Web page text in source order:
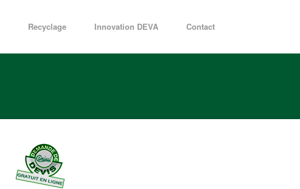
Recyclage Innovation DEVA Contact